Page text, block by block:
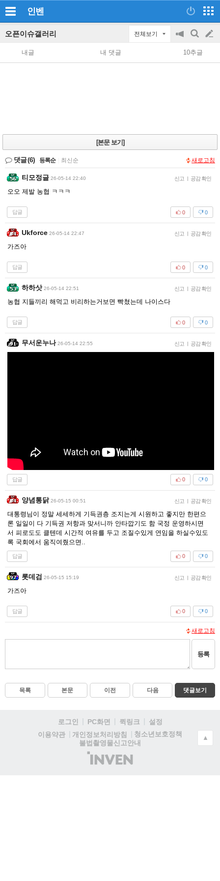
인벤
오픈이슈갤러리 전체보기
공
지
on/off
검
색
글
쓰
내글 내 댓글 10추글
[본문 보기]
댓글(6) 등록순 최신순 새로고침
티모정글 26-05-14 22:40 신고 | 공감 확인
오오 제발 농협 ㅋㅋㅋ
답글 0
0
Ukforce 26-05-14 22:47 신고 | 공감 확인
가즈아
답글 0
0
하하삿 26-05-14 22:51 신고 | 공감 확인
농협 지들끼리 해먹고 비리하는거보면 빡쳤는데 나이스다
답글 0
0
무서운누나 26-05-14 22:55 신고 | 공감 확인
답글 0
0
양념통닭 26-05-15 00:51 신고 | 공감 확인
대통령님이 정말 세세하게 기득권층 조지는게 시원하고 좋지만 한편으
론 일일이 다 기득권 저항과 맞서니까 안타깝기도 함 국정 운영하시면
서 피로도도 클텐데 시간적 여유를 두고 조질수있게 연임을 하실수있도
록 국회에서 움직여줬으면..
답글 0
0
롯데검 26-05-15 15:19 신고 | 공감 확인
가즈아
답글 0
0
새로고침
등록
목록 본문 이전 다음 댓글보기
로그인 PC화면 퀵링크
설정
이용약관
개인정보처리방침
청소년보호정책
불법촬영물신고안내
(주)
인
▲